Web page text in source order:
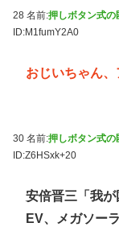
28 名前:押しボタン式の
ID:M1fumY2A0
おじいちゃん
30 名前:押しボタン式の
ID:Z6HSxk+20
安倍晋三「我が
EV、メガソー